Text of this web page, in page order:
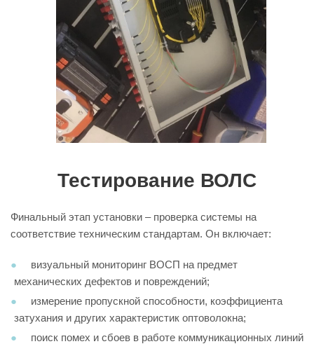
Тестирование ВОЛС
Финальный этап установки – проверка системы на
соответствие техническим стандартам. Он включает:
визуальный мониторинг ВОСП на предмет
механических дефектов и повреждений;
измерение пропускной способности, коэффициента
затухания и других характеристик оптоволокна;
поиск помех и сбоев в работе коммуникационных линий